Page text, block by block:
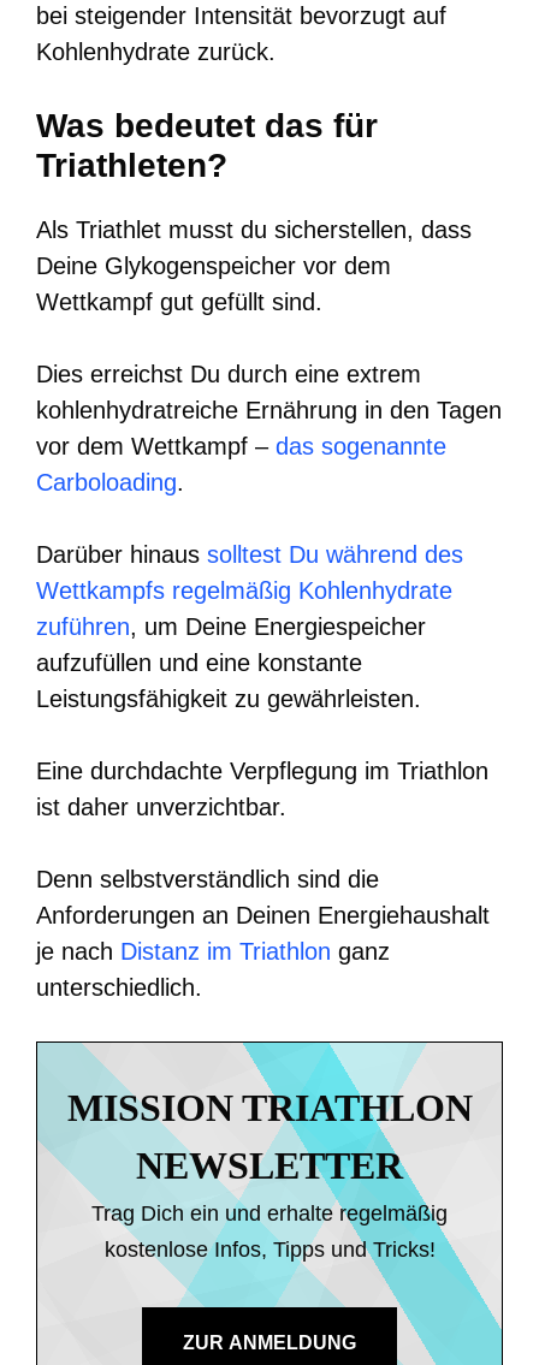
bei steigender Intensität bevorzugt auf
Kohlenhydrate zurück.
Was bedeutet das für
Triathleten?
Als Triathlet musst du sicherstellen, dass
Deine Glykogenspeicher vor dem
Wettkampf gut gefüllt sind.
Dies erreichst Du durch eine extrem
kohlenhydratreiche Ernährung in den Tagen
vor dem Wettkampf – das sogenannte
Carboloading.
Darüber hinaus solltest Du während des
Wettkampfs regelmäßig Kohlenhydrate
zuführen, um Deine Energiespeicher
aufzufüllen und eine konstante
Leistungsfähigkeit zu gewährleisten.
Eine durchdachte Verpflegung im Triathlon
ist daher unverzichtbar.
Denn selbstverständlich sind die
Anforderungen an Deinen Energiehaushalt
je nach Distanz im Triathlon ganz
unterschiedlich.
MISSION TRIATHLON
NEWSLETTER
Trag Dich ein und erhalte regelmäßig
kostenlose Infos, Tipps und Tricks!
ZUR ANMELDUNG